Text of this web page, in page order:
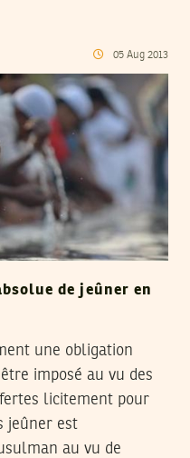
05 Aug 2013
de jeûner en
une obligation
imposé au vu des
licitement pour
jeûner est
au vu de